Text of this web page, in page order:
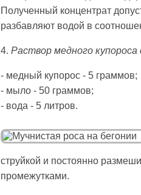
Полученный концентрат
разбавляют водой в
4. Раствор медного
- медный купорос - 5 граммов;
- мыло - 50 граммов;
- вода - 5 литров.
струйкой и постоянно
промежутками.